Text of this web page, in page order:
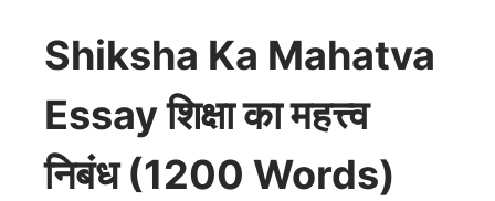
Shiksha Ka Mahatva
Essay शिक्षा का महत्त्व
निबंध (1200 Words)